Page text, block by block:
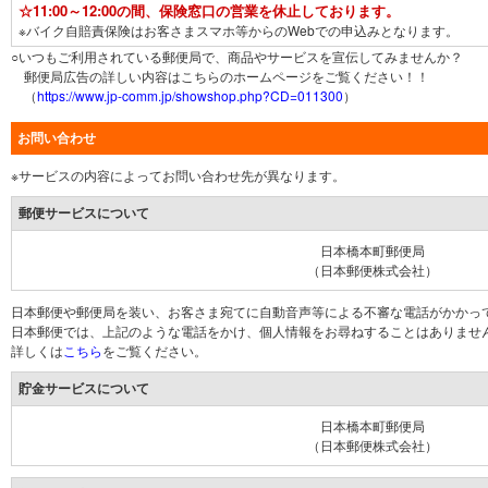
☆11:00～12:00の間、保険窓口の営業を休止しております。
※バイク自賠責保険はお客さまスマホ等からのWebでの申込みとなります。
○いつもご利用されている郵便局で、商品やサービスを宣伝してみませんか？
郵便局広告の詳しい内容はこちらのホームページをご覧ください！！
（https://www.jp-comm.jp/showshop.php?CD=011300）
お問い合わせ
※サービスの内容によってお問い合わせ先が異なります。
郵便サービスについて
日本橋本町郵便局
（日本郵便株式会社）
日本郵便や郵便局を装い、お客さま宛てに自動音声等による不審な電話がかか
日本郵便では、上記のような電話をかけ、個人情報をお尋ねすることはありませ
詳しくは こちらをご覧ください。
貯金サービスについて
日本橋本町郵便局
（日本郵便株式会社）